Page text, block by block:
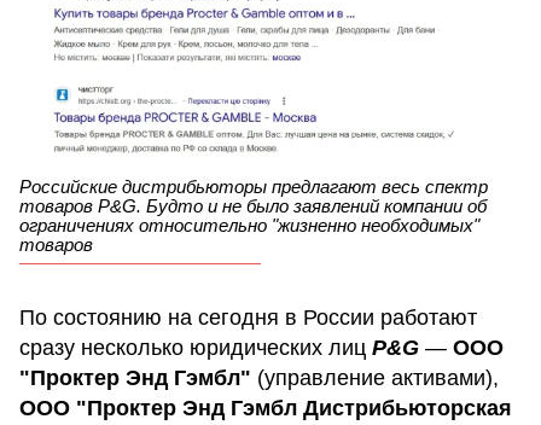
Российские дистрибьюторы предлагают весь спектр
товаров P&G. Будто и не было заявлений компании об
ограничениях относительно "жизненно необходимых"
товаров
По состоянию на сегодня в России работают
сразу несколько юридических лиц P&G — ООО
"Проктер Энд Гэмбл" (управление активами),
ООО "Проктер Энд Гэмбл Дистрибьюторская